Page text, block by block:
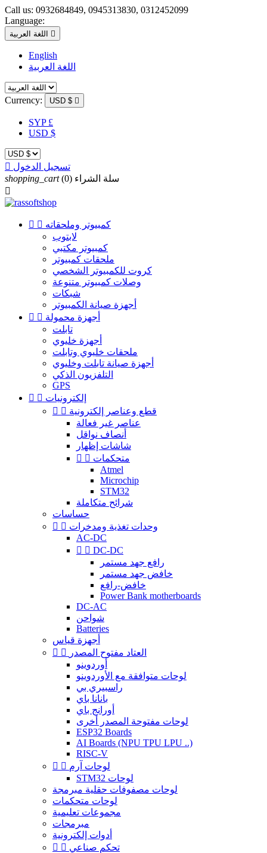
Call us: 0932684849, 0945313830, 0312452099
Language:
اللغة العربية 
English
اللغة العربية
Currency: USD $ 
SYP £
USD $
 تسجيل الدخول
shopping_cart
سلة الشراء (0)

  كمبيوتر وملحقاته
لابتوب
كمبيوتر مكتبي
ملحقات كمبيوتر
كروت للكمبيوتر الشخصي
وصلات كمبيوتر متنوعة
شبكات
أجهزة صيانة الكمبيوتر
  أجهزة محمولة
تابلت
أجهزة خليوي
ملحقات خليوي وتابلت
أجهزة صيانة تابلت وخليوي
التلفزيون الذكي
GPS
  إلكترونيات
  قطع وعناصر إلكترونية
عناصر غير فعالة
أنصاف نواقل
شاشات إظهار
  متحكمات
Atmel
Microchip
STM32
شرائح متكاملة
حساسات
  وحدات تغذية ومدخرات
AC-DC
  DC-DC
رافع جهد مستمر
خافض جهد مستمر
خافض-رافع
Power Bank motherboards
DC-AC
شواحن
Batteries
أجهزة قياس
 
العتاد مفتوح المصدر
أوردوينو
لوحات متوافقة مع الأوردوينو
راسبيري بي
بانانا باي
أورانج باي
لوحات مفتوحة المصدر أخرى
ESP32 Boards
AI Boards (NPU TPU LPU ..)
RISC-V
  لوحات آرم
STM32 لوحات
لوحات مصفوفات حقلية مبرمجة
لوحات متحكمات
مجموعات تعليمية
مبرمجات
أدوات إلكترونية
  تحكم صناعي